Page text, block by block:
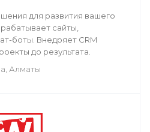
для развития вашего
сайты,
боты. Внедряет CRM
до результата.
Алматы